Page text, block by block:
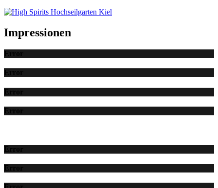
Impressionen
Error
Error
Error
Error
Error
Error